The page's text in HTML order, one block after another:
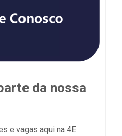
da nossa
e vagas aqui na 4E